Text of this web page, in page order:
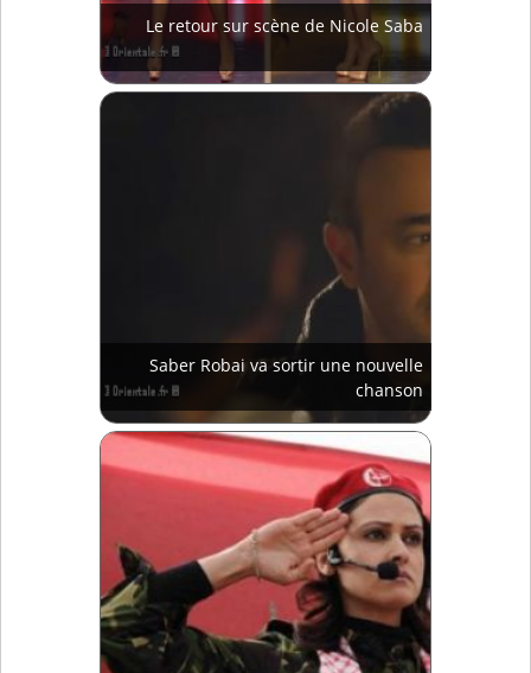
Le retour sur scène de Nicole Saba
Saber Robai va sortir une nouvelle
chanson